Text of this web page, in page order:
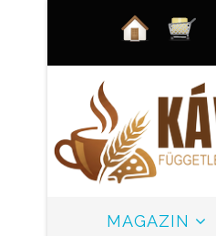
MAGAZIN